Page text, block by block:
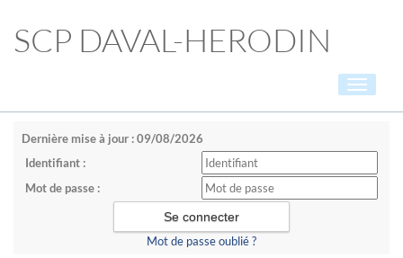
SCP DAVAL-HERODIN
Toggle
Dernière mise à jour : 09/08/2026
Identifiant :
Mot de passe :
Mot de passe oublié ?